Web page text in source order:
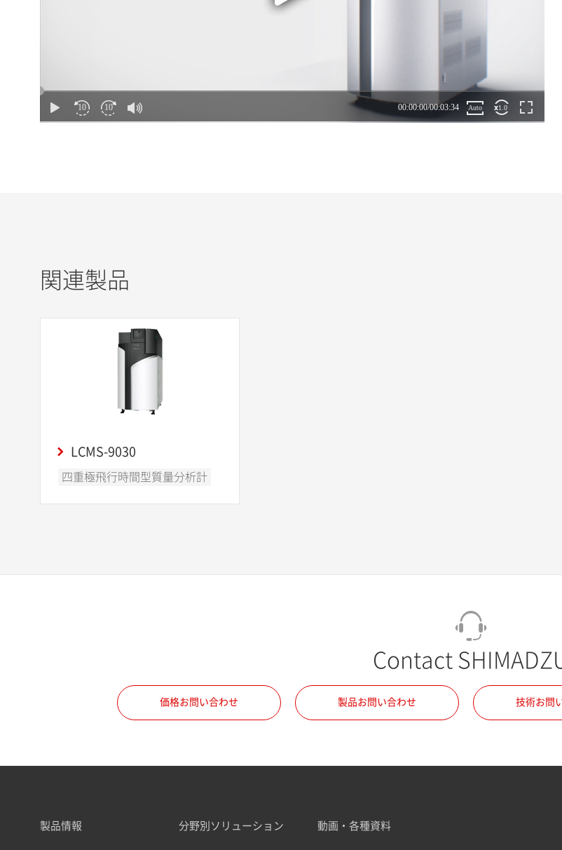
関連製品
LCMS-9030
四重極飛行時間型質量分析計
Contact
価格お問い合わせ 製品お問い合わせ 技術お問
製品情報 分野別ソリューション 動画・各種資料